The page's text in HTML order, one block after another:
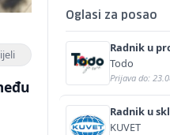
Oglasi za posao
Radnik u
(m/ž)
Todo
Prijava do:
Radnik u
KUVET